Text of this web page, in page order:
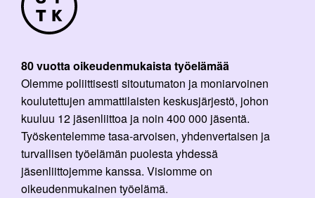
80 vuotta oikeudenmukaista työelämää
Olemme poliittisesti sitoutumaton ja moniarvoinen
koulutettujen ammattilaisten keskusjärjestö, johon
kuuluu 12 jäsenliittoa ja noin 400 000 jäsentä.
Työskentelemme tasa-arvoisen, yhdenvertaisen ja
turvallisen työelämän puolesta yhdessä
jäsenliittojemme kanssa. Visiomme on
oikeudenmukainen työelämä.